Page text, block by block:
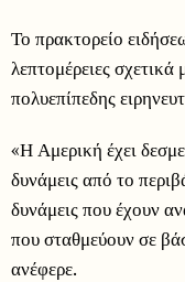
Το πρακτορείο
λεπτομέρειες
πολυεπίπεδης
«Η Αμερική έχει
δυνάμεις από το
δυνάμεις που έχουν
που σταθμεύουν σε
ανέφερε.